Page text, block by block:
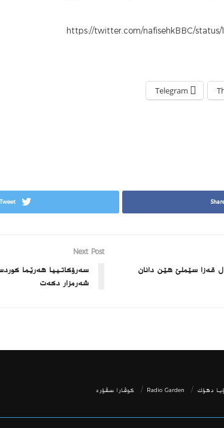
https://twitter.com/nafisehkBBC/status/
Telegram
Tweet
قەزا سێملێ ھێن دانان
Next Post
سه‌رۆكاتییا هه‌رێما
شه‌رمزار دكه‌ت
دهۆك Radio Garden كوڤارا سڤۆره‌